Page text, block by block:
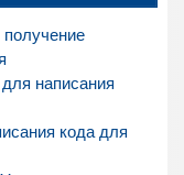
получение
написания
кода для